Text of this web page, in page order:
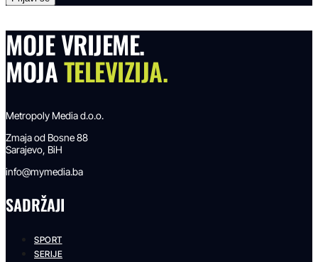
MOJE VRIJEME.
MOJATELEVIZIJA.
Metropoly Media d.o.o.
Zmaja od Bosne 88
Sarajevo, BiH
info@mymedia.ba
SADRŽAJI
SPORT
SERIJE